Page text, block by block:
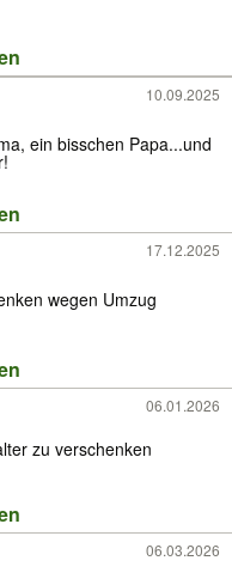
10.09.2025
ein bisschen Papa...und
17.12.2025
wegen Umzug
06.01.2026
zu verschenken
06.03.2026